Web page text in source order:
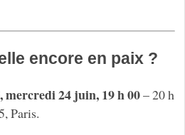
encore en paix ?
24 juin, 19 h 00– 20 h
Paris.